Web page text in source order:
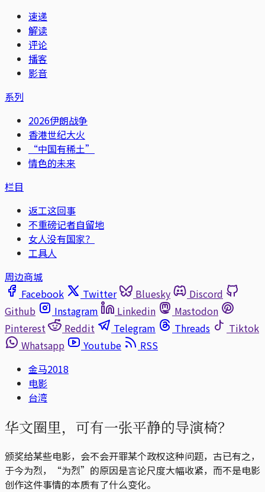
速递
解读
评论
播客
影音
系列
2026伊朗战争
香港世纪大火
“中国有稀土”
情色的未来
栏目
返工这回事
不重磅记者自留地
女人没有国家？
工具人
周边商城
Facebook
Twitter Bluesky
Discord
Github
Instagram Linkedin
Mastodon
Pinterest
Reddit Telegram Threads
Tiktok
Whatsapp
Youtube
RSS
金马2018
电影
台湾
华文圈里，可有一张平静的导演椅？
颁奖给某些电影，会不会开罪某个政权这种问题，古已有之，
于今为烈，“为烈”的原因是言论尺度大幅收紧，而不是电影
创作这件事情的本质有了什么变化。